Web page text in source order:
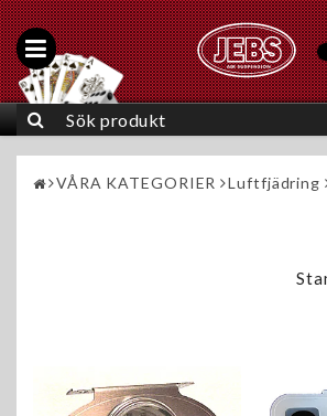
VÅRA KATEGORIER Luftfjädring